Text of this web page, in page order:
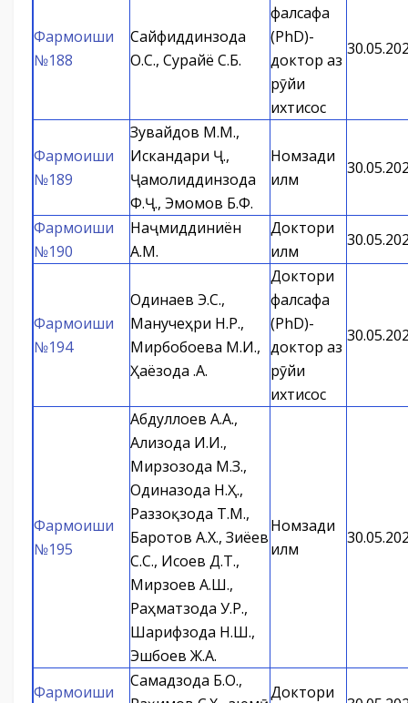
Фармоиши
№188
Сайфиддинзода
О.С., Сурайё С.Б.
фалсафа
(PhD)-
доктор аз
рӯйи
ихтисос
Фармоиши
№189
Зувайдов М.М.,
Искандари Ҷ.,
Ҷамолиддинзода
Ф.Ҷ., Эмомов Б.Ф.
Номзади
илм
Фармоиши
№190
Наҷмиддиниён
А.М.
Доктори
илм
Фармоиши
№194
Одинаев Э.С.,
Манучеҳри Н.Р.,
Мирбобоева М.И.,
Ҳаёзода Қ.А.
Доктори
фалсафа
(PhD)-
доктор аз
рӯйи
ихтисос
Фармоиши
№195
Абдуллоев А.А.,
Ализода И.И.,
Мирзозода М.З.,
Одиназода Н.Ҳ.,
Раззоқзода Т.М.,
Баротов А.Х., Зиёев
С.С., Исоев Д.Т.,
Мирзоев А.Ш.,
Раҳматзода У.Р.,
Шарифзода Н.Ш.,
Эшбоев Ж.А.
Номзади
илм
Фармоиши
Самадзода Б.О.,
Доктори